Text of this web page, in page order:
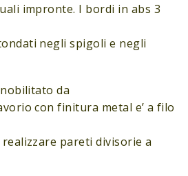
impronte. I bordi in abs 3
negli spigoli e negli
da
con finitura metal e’ a filo
pareti divisorie a